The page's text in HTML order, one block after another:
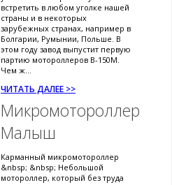
встретить в любом уголке нашей
страны и в некоторых
зарубежных странах, например в
Болгарии, Румынии, Польше. В
этом году завод выпустит первую
партию мотороллеров В-150М.
Чем ж...
ЧИТАТЬ ДАЛЕЕ >>
Микромотороллер
Малыш
Карманный микромотороллер
&nbsp; &nbsp; Небольшой
мотороллер, который без труда